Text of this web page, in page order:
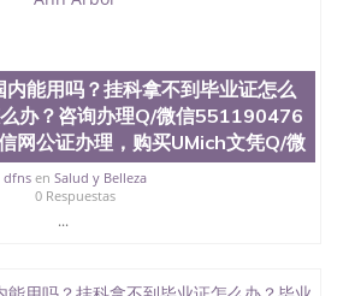
内能用吗？挂科拿不到毕业证怎么
办？咨询办理Q/微信551190476
网公证办理，购买UMich文凭Q/微
dfnsen Salud y Belleza
0 Respuestas
...